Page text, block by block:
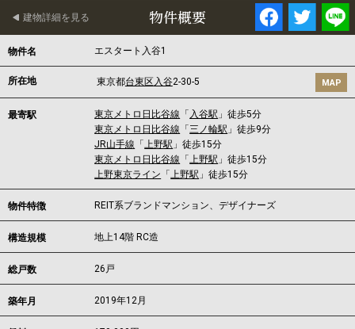
物件概要
建物詳細を見る
物件名 エスタート入谷1
所在地 東京都台東区 入谷2-30-5 MAP
最寄駅 東京メトロ日比谷線 「 入谷駅 」徒歩5分
東京メトロ日比谷線 「三ノ輪駅 」徒歩9分
JR山手線 「上野駅 」徒歩15分
東京メトロ日比谷線 「上野駅 」徒歩15分
上野東京ライン 「上野駅 」徒歩15分
物件特徴 REIT系ブランドマンション、デザイナーズ
構造規模 地上14階 RC造
総戸数 26戸
築年月 2019年12月